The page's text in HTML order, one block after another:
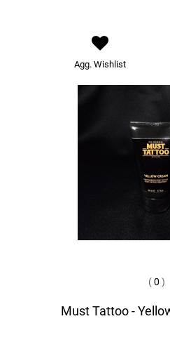
Agg. Wishlist
(0 )
Must Tattoo -